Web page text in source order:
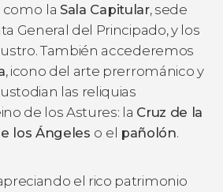
como la Sala Capitular, sede
General del Principado, y los
También accederemos
, icono del arte prerrománico y
las reliquias
de los Astures: la Cruz de la
los Ángeles o el pañolón.
el rico patrimonio